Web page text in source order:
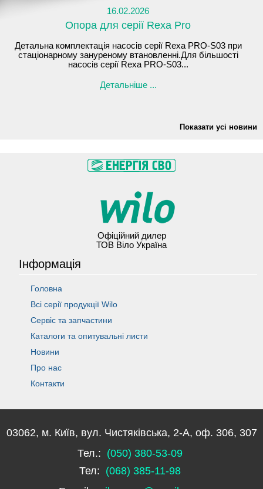
16.02.2026
Опора для серії Rexa Pro
Детальна комплектація насосів серії Rexa PRO-S03 при
стаціонарному зануреному втановленні.Для більшості
насосів серії Rexa PRO-S03...
Детальніше ...
Показати усі новини
Офіційний дилер
ТОВ Віло Україна
Інформація
Головна
Всі серії продукції Wilo
Сервіс та запчастини
Каталоги та опитувальні листи
Новини
Про нас
Контакти
03062, м. Київ, вул. Чистяківська, 2-А, оф. 306, 307
Тел.: (050) 380-53-09
Тел: (068) 385-11-98